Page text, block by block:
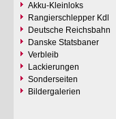
Akku-Kleinloks
Rangierschlepper Kdl
Deutsche Reichsbahn
Danske Statsbaner
Verbleib
Lackierungen
Sonderseiten
Bildergalerien